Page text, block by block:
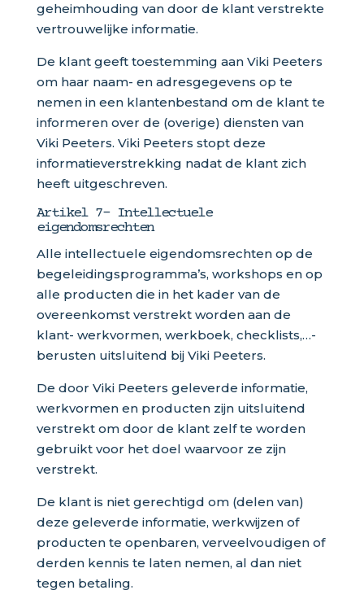
geheimhouding van door de klant verstrekte
vertrouwelijke informatie.
De klant geeft toestemming aan Viki Peeters
om haar naam- en adresgegevens op te
nemen in een klantenbestand om de klant te
informeren over de (overige) diensten van
Viki Peeters. Viki Peeters stopt deze
informatieverstrekking nadat de klant zich
heeft uitgeschreven.
Artikel 7- Intellectuele
eigendomsrechten
Alle intellectuele eigendomsrechten op de
begeleidingsprogramma’s, workshops en op
alle producten die in het kader van de
overeenkomst verstrekt worden aan de
klant- werkvormen, werkboek, checklists,…-
berusten uitsluitend bij Viki Peeters.
De door Viki Peeters geleverde informatie,
werkvormen en producten zijn uitsluitend
verstrekt om door de klant zelf te worden
gebruikt voor het doel waarvoor ze zijn
verstrekt.
De klant is niet gerechtigd om (delen van)
deze geleverde informatie, werkwijzen of
producten te openbaren, verveelvoudigen of
derden kennis te laten nemen, al dan niet
tegen betaling.